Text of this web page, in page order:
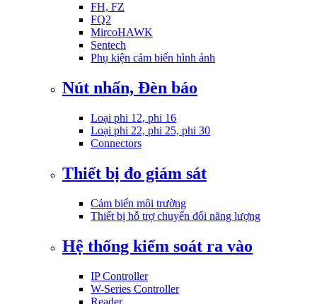
FH, FZ
FQ2
MircoHAWK
Sentech
Phụ kiện cảm biến hình ảnh
Nút nhấn, Đèn báo
Loại phi 12, phi 16
Loại phi 22, phi 25, phi 30
Connectors
Thiết bị đo giám sát
Cảm biến môi trường
Thiết bị hỗ trợ chuyển đổi năng lượng
Hệ thống kiểm soát ra vào
IP Controller
W-Series Controller
Reader